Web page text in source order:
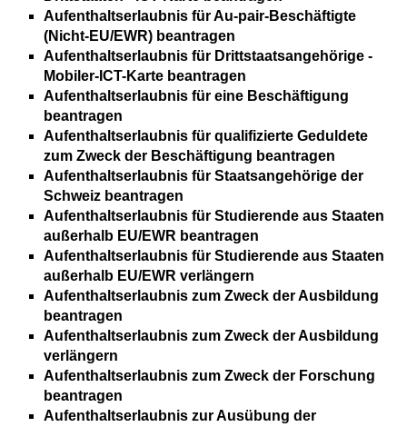
Aufenthaltserlaubnis für Au-pair-Beschäftigte
(Nicht-EU/EWR) beantragen
Aufenthaltserlaubnis für Drittstaatsangehörige -
Mobiler-ICT-Karte beantragen
Aufenthaltserlaubnis für eine Beschäftigung
beantragen
Aufenthaltserlaubnis für qualifizierte Geduldete
zum Zweck der Beschäftigung beantragen
Aufenthaltserlaubnis für Staatsangehörige der
Schweiz beantragen
Aufenthaltserlaubnis für Studierende aus Staaten
außerhalb EU/EWR beantragen
Aufenthaltserlaubnis für Studierende aus Staaten
außerhalb EU/EWR verlängern
Aufenthaltserlaubnis zum Zweck der Ausbildung
beantragen
Aufenthaltserlaubnis zum Zweck der Ausbildung
verlängern
Aufenthaltserlaubnis zum Zweck der Forschung
beantragen
Aufenthaltserlaubnis zur Ausübung der